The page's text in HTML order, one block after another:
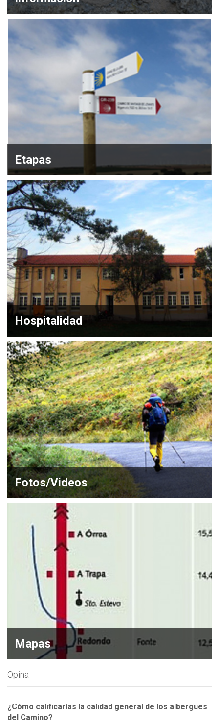
Etapas
Hospitalidad
Fotos/Videos
Mapas
Opina
¿Cómo calificarías la calidad general de los albergues
del Camino?